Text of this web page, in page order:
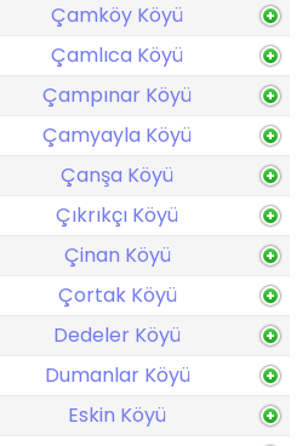
Çamköy Köyü
Çamlıca Köyü
Çampınar Köyü
Çamyayla Köyü
Çanşa Köyü
Çıkrıkçı Köyü
Çinan Köyü
Çortak Köyü
Dedeler Köyü
Dumanlar Köyü
Eskin Köyü